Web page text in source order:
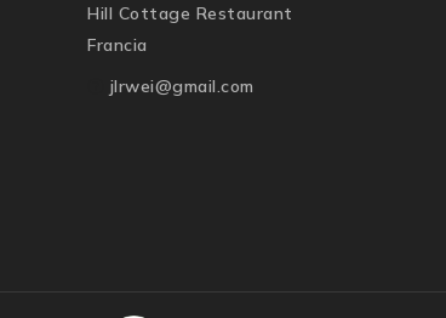
Hill Cottage Restaurant
Francia
jlrwei@gmail.com